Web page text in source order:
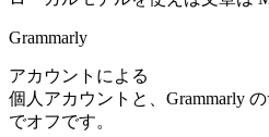
Grammarly
アカウントによる
個人アカウントと、Grammarly
でオフです。